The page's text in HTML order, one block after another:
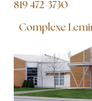
819 472-3730
Complexe
Marchand.
dans le deuil
(Jessica),
petits-enfants: